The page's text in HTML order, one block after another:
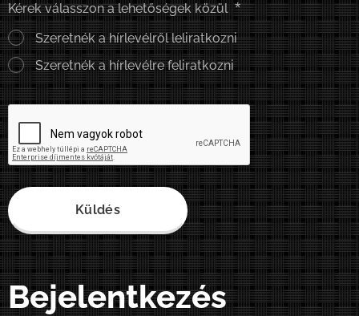
Kérek válasszon a lehetőségek közül
Szeretnék a hírlevélről leliratkozni
Szeretnék a hírlevélre feliratkozni
Küldés
Bejelentkezés